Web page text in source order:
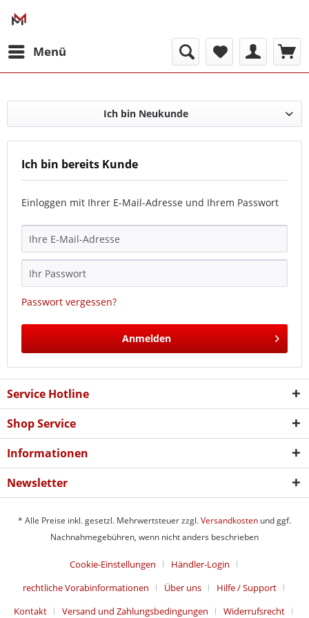
Menü
Ich bin Neukunde
Ich bin bereits Kunde
Einloggen mit Ihrer E-Mail-Adresse und Ihrem Passwort
Passwort vergessen?
Anmelden
Service Hotline
Shop Service
Informationen
Newsletter
* Alle Preise inkl. gesetzl. Mehrwertsteuer zzgl.Versandkosten und ggf.
Nachnahmegebühren, wenn nicht anders beschrieben
Cookie-Einstellungen
Händler-Login
rechtliche Vorabinformationen
Über uns
Hilfe / Support
Kontakt
Versand und Zahlungsbedingungen Widerrufsrecht